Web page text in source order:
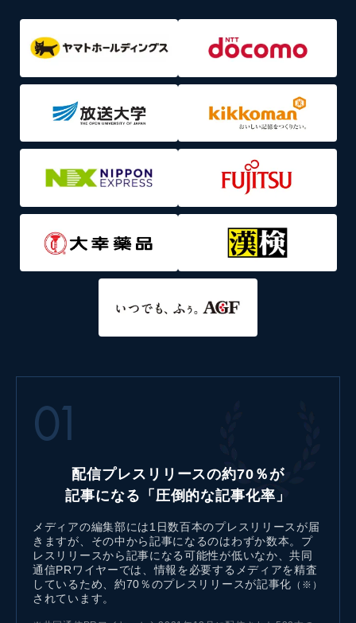
01
配信プレスリリースの約70％が
記事になる「圧倒的な記事化率」
メディアの編集部には1日数百本のプレスリリースが届
きますが、その中から記事になるのはわずか数本。プ
レスリリースから記事になる可能性が低いなか、共同
通信PRワイヤーでは、情報を必要するメディアを精査
しているため、約70％のプレスリリースが記事化 （※）
されています。